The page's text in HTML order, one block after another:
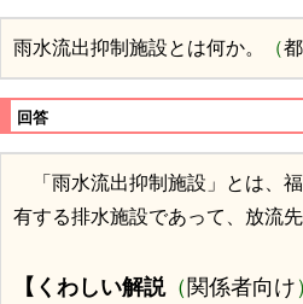
雨水流出抑制施設とは何か。 （
回答
「雨水流出抑制施設」とは、
有する排水施設であって、放流
【くわしい解説（ 関係者向け